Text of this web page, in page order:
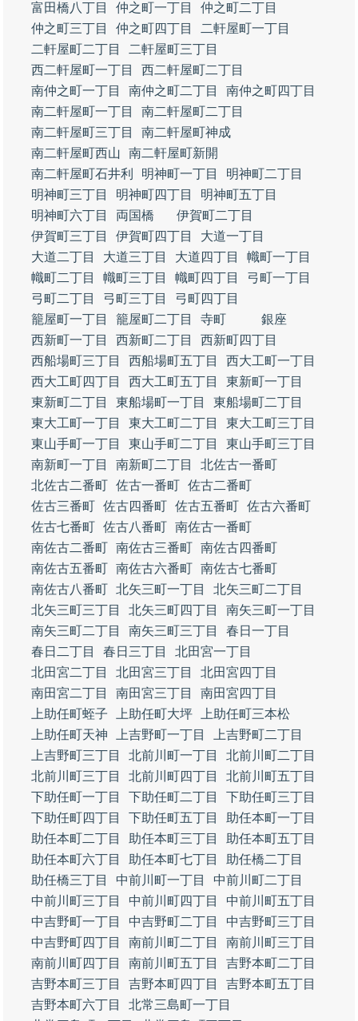
富田橋八丁目
仲之町一丁目
仲之町二丁目
仲之町三丁目
仲之町四丁目
二軒屋町一丁目
二軒屋町二丁目
二軒屋町三丁目
西二軒屋町一丁目
西二軒屋町二丁目
南仲之町一丁目
南仲之町二丁目
南仲之町四丁目
南二軒屋町一丁目
南二軒屋町二丁目
南二軒屋町三丁目
南二軒屋町神成
南二軒屋町西山
南二軒屋町新開
南二軒屋町石井利
明神町一丁目
明神町二丁目
明神町三丁目
明神町四丁目
明神町五丁目
明神町六丁目
両国橋
伊賀町二丁目
伊賀町三丁目
伊賀町四丁目
大道一丁目
大道二丁目
大道三丁目 大道四丁目
幟町一丁目
幟町二丁目
幟町三丁目 幟町四丁目
弓町一丁目
弓町二丁目
弓町三丁目
弓町四丁目
籠屋町一丁目
籠屋町二丁目 寺町
銀座
西新町一丁目
西新町二丁目
西新町四丁目
西船場町三丁目
西船場町五丁目
西大工町一丁目
西大工町四丁目
西大工町五丁目
東新町一丁目
東新町二丁目
東船場町一丁目
東船場町二丁目
東大工町一丁目
東大工町二丁目
東大工町三丁目
東山手町一丁目
東山手町二丁目
東山手町三丁目
南新町一丁目
南新町二丁目
北佐古一番町
北佐古二番町 佐古一番町 佐古二番町
佐古三番町 佐古四番町 佐古五番町 佐古六番町
佐古七番町 佐古八番町 南佐古一番町
南佐古二番町 南佐古三番町 南佐古四番町
南佐古五番町 南佐古六番町 南佐古七番町
南佐古八番町 北矢三町一丁目
北矢三町二丁目
北矢三町三丁目
北矢三町四丁目
南矢三町一丁目
南矢三町二丁目
南矢三町三丁目
春日一丁目
春日二丁目
春日三丁目
北田宮一丁目
北田宮二丁目
北田宮三丁目
北田宮四丁目
南田宮二丁目
南田宮三丁目
南田宮四丁目
上助任町蛭子
上助任町大坪
上助任町三本松
上助任町天神
上吉野町一丁目
上吉野町二丁目
上吉野町三丁目
北前川町一丁目
北前川町二丁目
北前川町三丁目
北前川町四丁目
北前川町五丁目
下助任町一丁目
下助任町二丁目
下助任町三丁目
下助任町四丁目
下助任町五丁目
助任本町一丁目
助任本町二丁目
助任本町三丁目
助任本町五丁目
助任本町六丁目
助任本町七丁目
助任橋二丁目
助任橋三丁目
中前川町一丁目
中前川町二丁目
中前川町三丁目
中前川町四丁目
中前川町五丁目
中吉野町一丁目
中吉野町二丁目
中吉野町三丁目
中吉野町四丁目
南前川町二丁目
南前川町三丁目
南前川町四丁目
南前川町五丁目
吉野本町二丁目
吉野本町三丁目
吉野本町四丁目
吉野本町五丁目
吉野本町六丁目
北常三島町一丁目